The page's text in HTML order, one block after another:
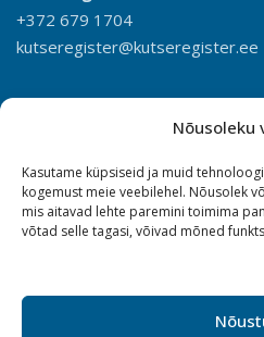
Nõusoleku
Kasutame küpsiseid ja muid
kogemust meie veebilehel. Nõusolek
mis aitavad lehte paremini toimima
võtad selle tagasi, võivad mõned
+372 679 1704
kutseregister@kutseregister.ee